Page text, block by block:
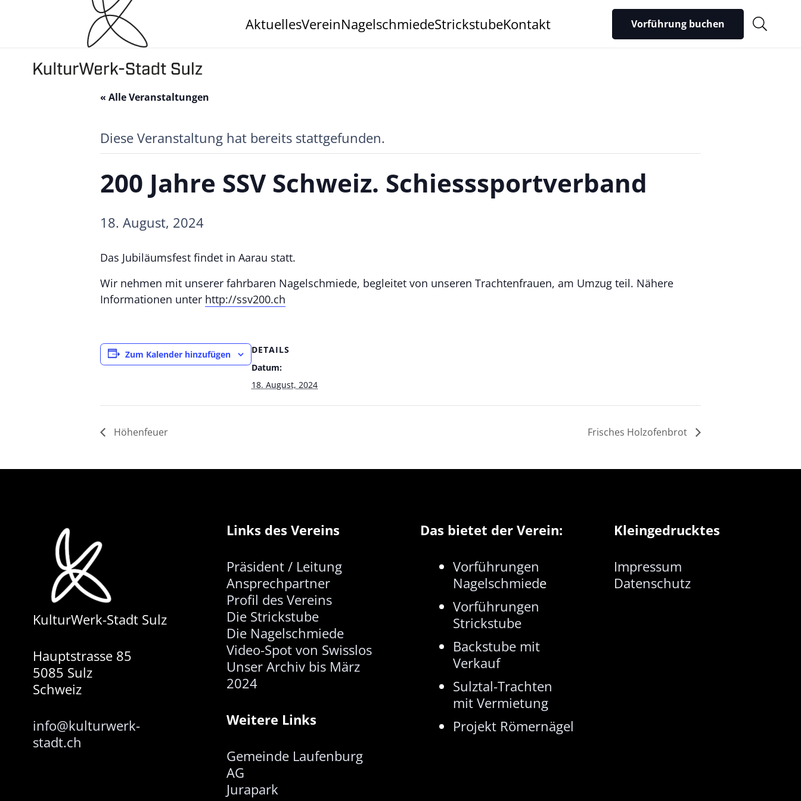
AktuellesVereinNagelschmiedeStrickstubeKontakt Vorführung buchen
« Alle Veranstaltungen
Diese Veranstaltung hat bereits stattgefunden.
200 Jahre SSV Schweiz. Schiesssportverband
18. August, 2024
Das Jubiläumsfest findet in Aarau statt.
Wir nehmen mit unserer fahrbaren Nagelschmiede, begleitet von unseren Trachtenfrauen, am Umzug teil. Nähere
Informationen unter http://ssv200.ch
Zum Kalender hinzufügen
DETAILS
Datum:
18. August, 2024
Höhenfeuer Frisches Holzofenbrot
KulturWerk-Stadt Sulz
Hauptstrasse 85
5085 Sulz
Schweiz
info@kulturwerk-
stadt.ch
Links des Vereins
Präsident / Leitung
Ansprechpartner
Profil des Vereins
Die Strickstube
Die Nagelschmiede
Video-Spot von Swisslos
Unser Archiv bis März
2024
Weitere Links
Gemeinde Laufenburg
AG
Jurapark
Das bietet der Verein:
Vorführungen
Nagelschmiede
Vorführungen
Strickstube
Backstube mit
Verkauf
Sulztal-Trachten
mit Vermietung
Projekt Römernägel
Kleingedrucktes
Impressum
Datenschutz